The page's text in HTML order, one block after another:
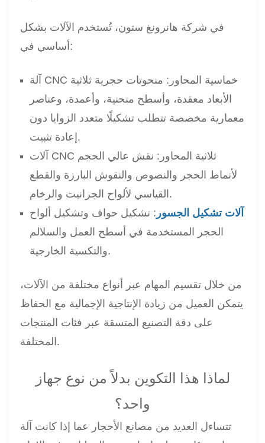
في شركة هانرونغ ستون، تُستخدم الآلات بشكل
أساسي في:
آلة CNC خماسية المحاور: منحوتات حجرية ثلاثية
الأبعاد معقدة، وأسطح منحنية، وأعمدة، وعناصر
معمارية مخصصة تتطلب تشكيلًا متعدد الزوايا دون
إعادة تثبيت.
آلات CNC ثلاثية المحاور: نقش عالي الحجم
لأنماط الحجر والنصوص والنقوش البارزة والقطع
القياسي لألواح الجرانيت والرخام.
آلات تشكيل الجسور : تشكيل حواف وتشكيل ألواح
الحجر المستخدمة في أسطح العمل والسلالم
والتكسية الخارجية.
من خلال تقسيم المهام عبر أنواع مختلفة من الآلات،
يتمكن العميل من زيادة الإنتاجية الإجمالية مع الحفاظ
على دقة التصنيع المتسقة عبر فئات المنتجات
المختلفة.
لماذا هذا التكوين بدلاً من نوع جهاز
واحد؟
تتساءل العديد من مصانع الأحجار عما إذا كانت آلة